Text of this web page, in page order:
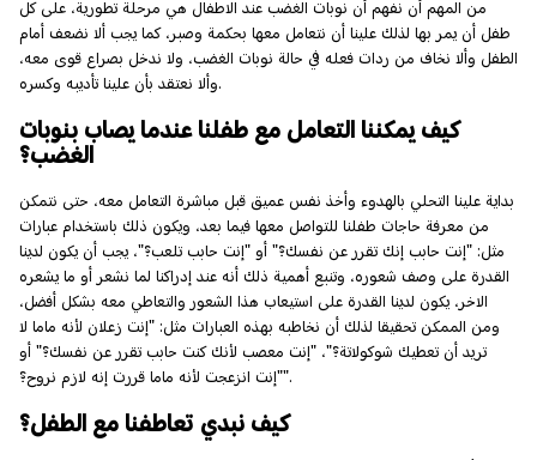
من المهم أن نفهم أن نوبات الغضب عند الاطفال هي مرحلة تطورية، على كل
طفل أن يمر بها لذلك علينا أن نتعامل معها بحكمة وصبر، كما يجب ألا نضعف أمام
الطفل وألا نخاف من ردات فعله في حالة نوبات الغضب، ولا ندخل بصراع قوى معه،
وألا نعتقد بأن علينا تأديبه وكسره.
كيف يمكننا التعامل مع طفلنا عندما يصاب بنوبات
الغضب؟
بداية علينا التحلي بالهدوء وأخذ نفس عميق قبل مباشرة التعامل معه، حتى نتمكن
من معرفة حاجات طفلنا للتواصل معها فيما بعد، ويكون ذلك باستخدام عبارات
مثل: "إنت حابب إنك تقرر عن نفسك؟" أو "إنت حابب تلعب؟"، يجب أن يكون لدينا
القدرة على وصف شعوره، وتنبع أهمية ذلك أنه عند إدراكنا لما نشعر أو ما يشعره
الاخر، يكون لدينا القدرة على استيعاب هذا الشعور والتعاطي معه بشكل أفضل،
ومن الممكن تحقيقا لذلك أن نخاطبه بهذه العبارات مثل: "إنت زعلان لأنه ماما لا
تريد أن تعطيك شوكولاتة؟"، "إنت معصب لأنك كنت حابب تقرر عن نفسك؟" أو
"إنت انزعجت لأنه ماما قررت إنه لازم نروح؟".
كيف نبدي تعاطفنا مع الطفل؟